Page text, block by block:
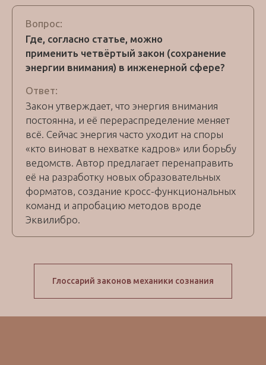
Вопрос:
Где, согласно статье, можно
применить четвёртый закон (сохранение
энергии внимания) в инженерной сфере?
Ответ:
Закон утверждает, что энергия внимания
постоянна, и её перераспределение меняет
всё. Сейчас энергия часто уходит на споры
«кто виноват в нехватке кадров» или борьбу
ведомств. Автор предлагает перенаправить
её на разработку новых образовательных
форматов, создание кросс-функциональных
команд и апробацию методов вроде
Эквилибро.
Глоссарий законов механики сознания